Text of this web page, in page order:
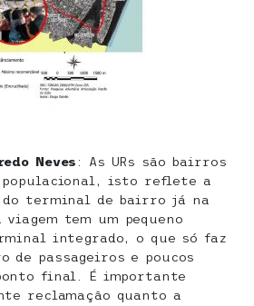
Neves: As URs são bairros
populacional, isto reflete a
do terminal de bairro já na
tem um pequeno
integrado, o que só faz
de passageiros e poucos
final. É importante
reclamação quanto a